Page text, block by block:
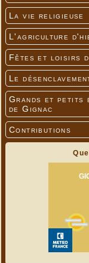
La vie religieuse
L'agriculture
Fêtes et loisirs
Le
Grands et petits
de Gignac
Contributions